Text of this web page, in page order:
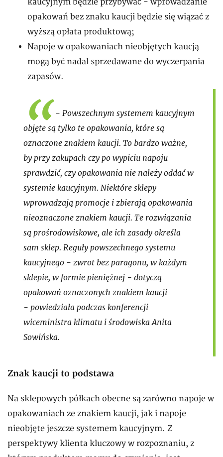
kaucyjnym będzie przybywać - wprowadzanie
opakowań bez znaku kaucji będzie się wiązać z
wyższą opłata produktową;
Napoje w opakowaniach nieobjętych kaucją
mogą być nadal sprzedawane do wyczerpania
zapasów.
- Powszechnym systemem kaucyjnym
objęte są tylko te opakowania, które są
oznaczone znakiem kaucji. To bardzo ważne,
by przy zakupach czy po wypiciu napoju
sprawdzić, czy opakowania nie należy oddać w
systemie kaucyjnym. Niektóre sklepy
wprowadzają promocje i zbierają opakowania
nieoznaczone znakiem kaucji. Te rozwiązania
są prośrodowiskowe, ale ich zasady określa
sam sklep. Reguły powszechnego systemu
kaucyjnego - zwrot bez paragonu, w każdym
sklepie, w formie pieniężnej - dotyczą
opakowań oznaczonych znakiem kaucji
- powiedziała podczas konferencji
wiceministra klimatu i środowiska Anita
Sowińska.
Znak kaucji to podstawa
Na sklepowych półkach obecne są zarówno napoje w
opakowaniach ze znakiem kaucji, jak i napoje
nieobjęte jeszcze systemem kaucyjnym. Z
perspektywy klienta kluczowy w rozpoznaniu, z